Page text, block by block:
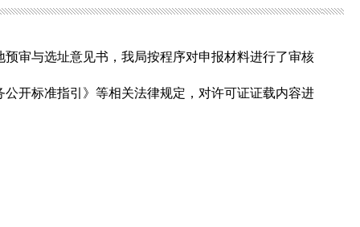
审与选址意见书，我局按程序对申报材料进行了审核
开标准指引》等相关法律规定，对许可证证载内容进